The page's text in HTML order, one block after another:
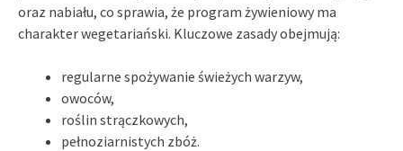
oraz nabiału, co sprawia, że program żywieniowy ma
charakter wegetariański. Kluczowe zasady obejmują:
regularne spożywanie świeżych warzyw,
owoców,
roślin strączkowych,
pełnoziarnistych zbóż.